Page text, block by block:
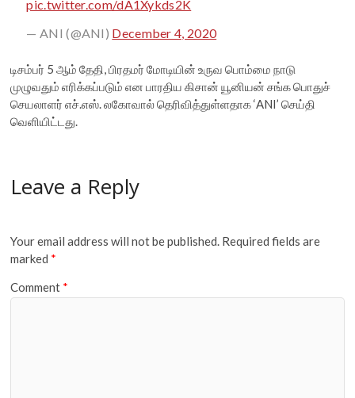
pic.twitter.com/dA1Xykds2K
— ANI (@ANI) December 4, 2020
டிசம்பர் 5 ஆம் தேதி, பிரதமர் மோடியின் உருவ பொம்மை நாடு
முழுவதும் எரிக்கப்படும் என பாரதிய கிசான் யூனியன் சங்க பொதுச்
செயலாளர் எச்.எஸ். லகோவால் தெரிவித்துள்ளதாக ‘ANI’ செய்தி
வெளியிட்டது.
Leave a Reply
Your email address will not be published. Required fields are
marked *
Comment *